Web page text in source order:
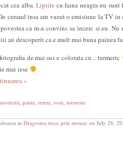
cea alba.Lipiile cu faina neagra nu
curand insa am vazut o emisiune la TV in
ca m-a convins sa incerc si eu.
au descoperit ca e mult mai buna painea
de mai sus e colorata cu .. turmeric
mai iese
»
, paine, retete, rosii, turmeric
in Dragostea trece prin stomac on July 26,